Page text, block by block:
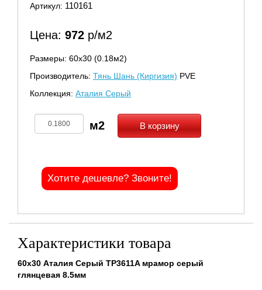
Артикул: 110161
Цена: 972 р/м2
Размеры: 60х30 (0.18м2)
Производитель: Тянь Шань (Киргизия) PVE
Коллекция: Аталия Серый
В корзину
Хотите дешевле? Звоните!
Характеристики товара
60x30 Аталия Серый TP3611A мрамор серый
глянцевая 8.5мм